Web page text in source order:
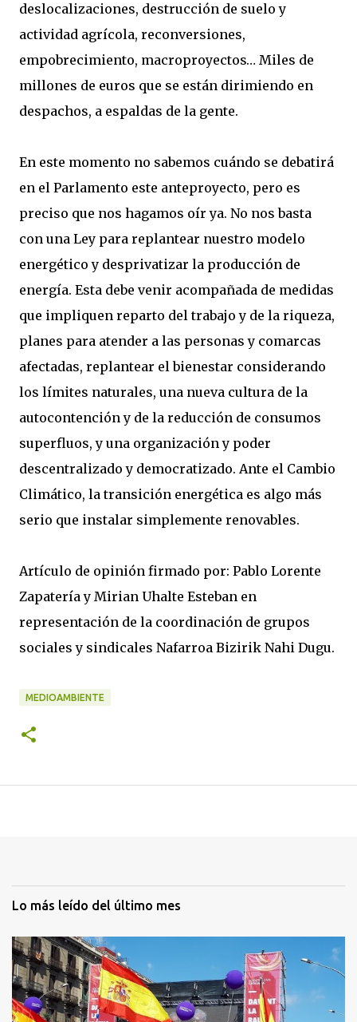
deslocalizaciones, destrucción de suelo y
actividad agrícola, reconversiones,
empobrecimiento, macroproyectos… Miles de
millones de euros que se están dirimiendo en
despachos, a espaldas de la gente.
En este momento no sabemos cuándo se debatirá
en el Parlamento este anteproyecto, pero es
preciso que nos hagamos oír ya. No nos basta
con una Ley para replantear nuestro modelo
energético y desprivatizar la producción de
energía. Esta debe venir acompañada de medidas
que impliquen reparto del trabajo y de la riqueza,
planes para atender a las personas y comarcas
afectadas, replantear el bienestar considerando
los límites naturales, una nueva cultura de la
autocontención y de la reducción de consumos
superfluos, y una organización y poder
descentralizado y democratizado. Ante el Cambio
Climático, la transición energética es algo más
serio que instalar simplemente renovables.
Artículo de opinión firmado por: Pablo Lorente
Zapatería y Mirian Uhalte Esteban en
representación de la coordinación de grupos
sociales y sindicales Nafarroa Bizirik Nahi Dugu.
MEDIOAMBIENTE
Lo más leído del último mes